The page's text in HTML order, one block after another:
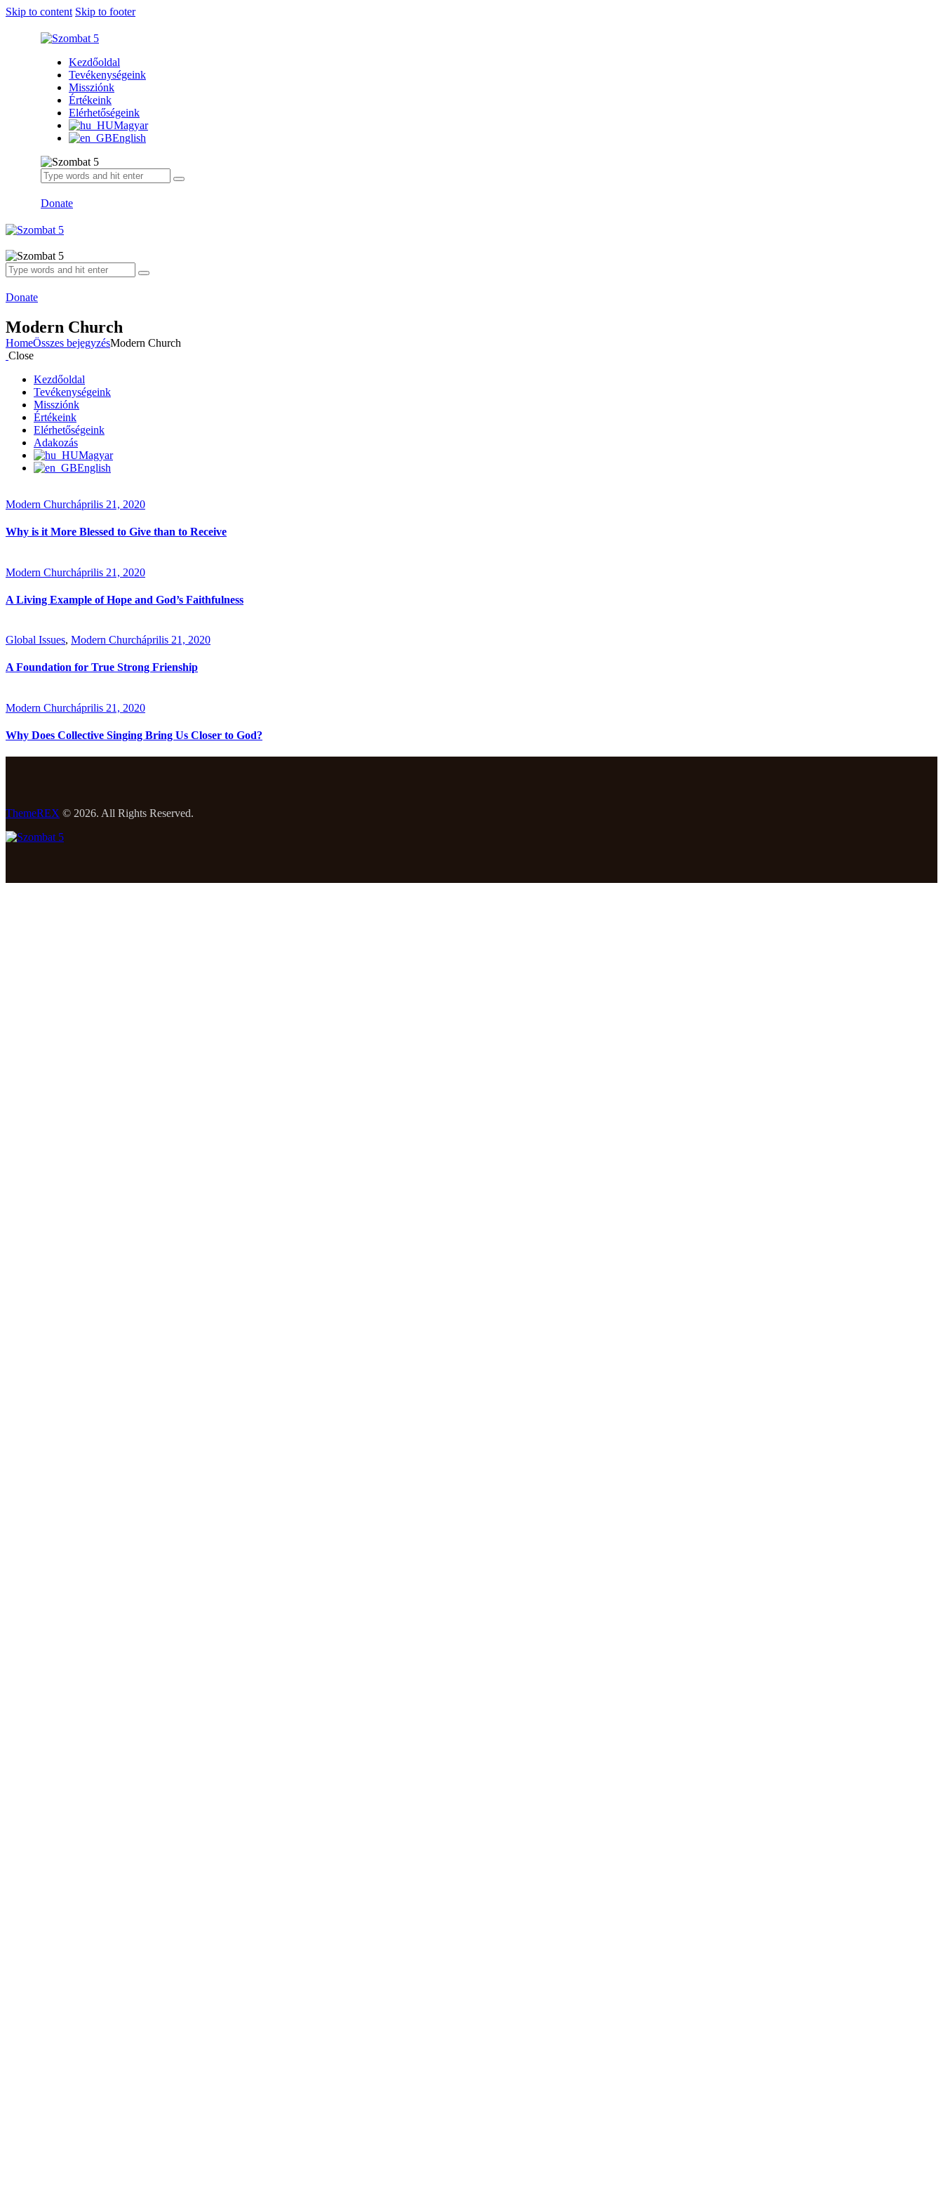
Skip to content Skip to footer
Kezdőoldal
Tevékenységeink
Missziónk
Értékeink
Elérhetőségeink
Magyar
English
Donate
Donate
Modern Church
HomeÖsszes bejegyzésModern Church
Close
Kezdőoldal
Tevékenységeink
Missziónk
Értékeink
Elérhetőségeink
Adakozás
Magyar
English
Modern Churcháprilis 21, 2020
Why is it More Blessed to Give than to Receive
Modern Churcháprilis 21, 2020
A Living Example of Hope and God’s Faithfulness
Global Issues, Modern Churcháprilis 21, 2020
A Foundation for True Strong Frienship
Modern Churcháprilis 21, 2020
Why Does Collective Singing Bring Us Closer to God?
ThemeREX © 2026. All Rights Reserved.